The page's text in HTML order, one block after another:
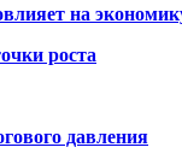
на
роста
давления